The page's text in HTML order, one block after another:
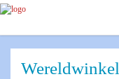
Wereldwinkel